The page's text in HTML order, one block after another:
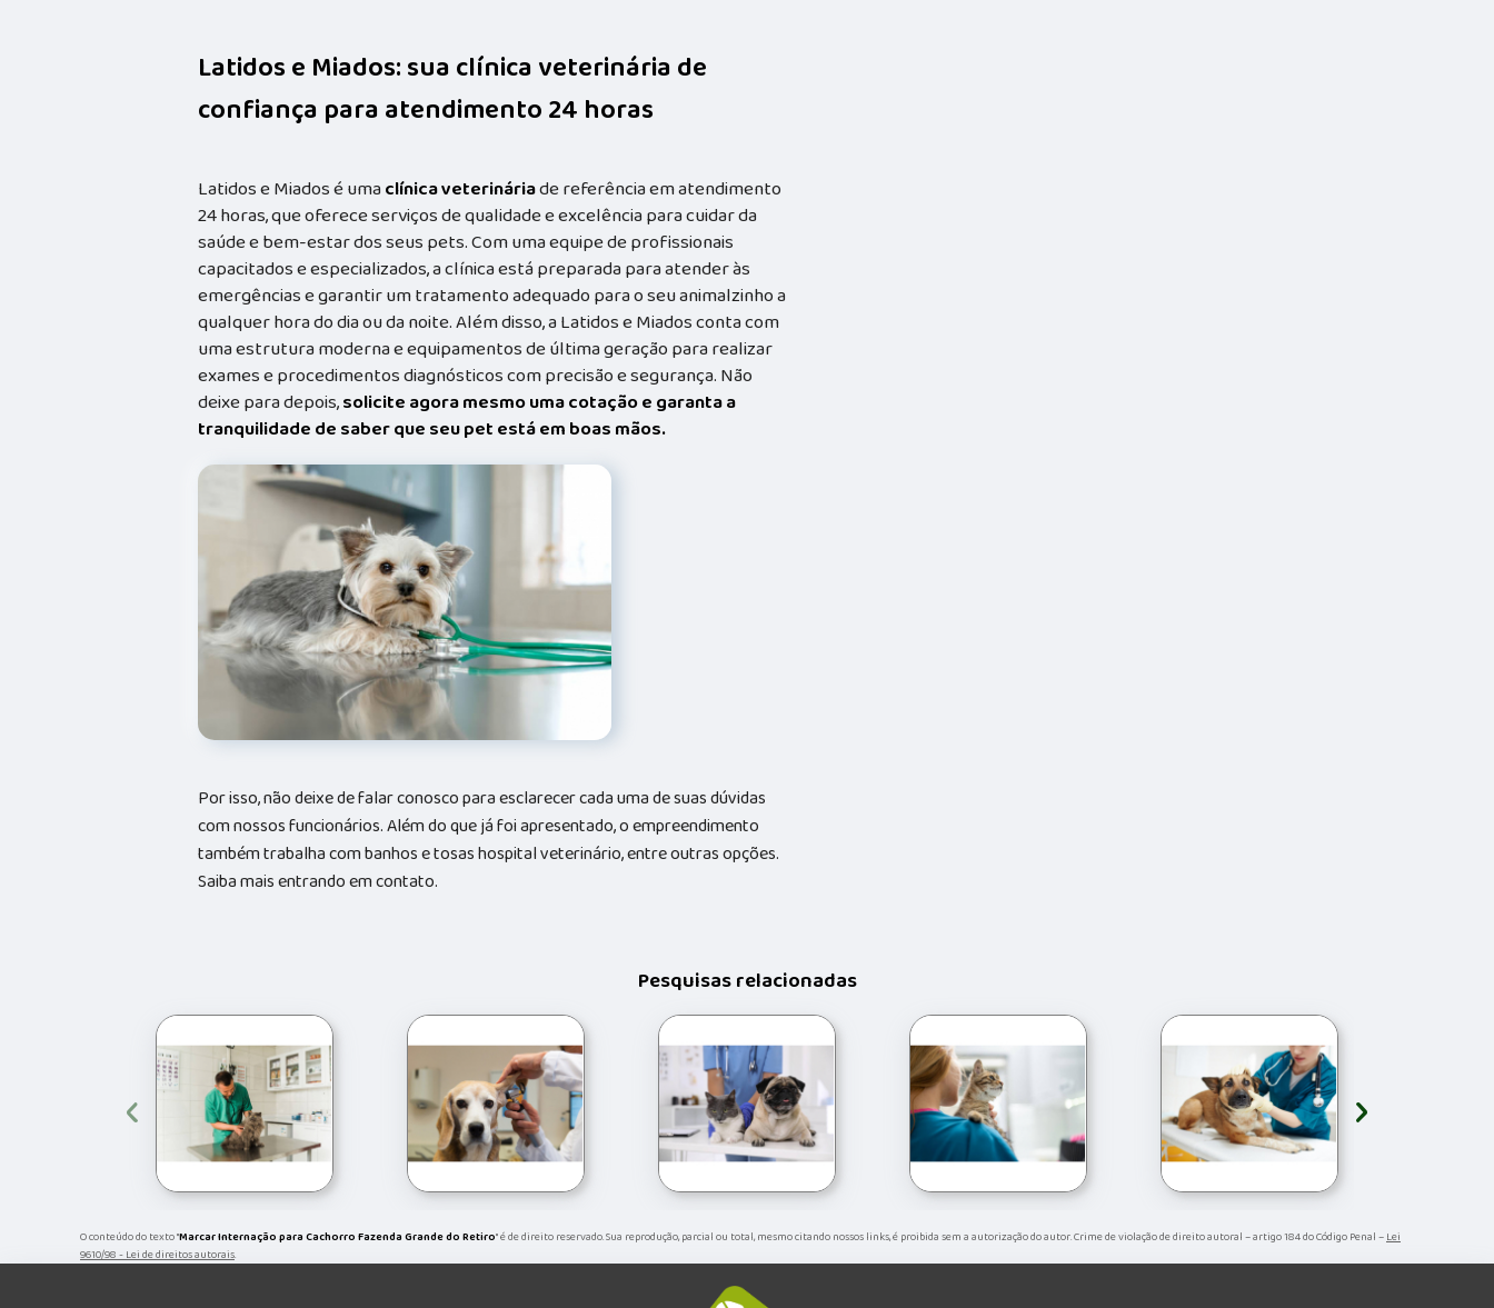
Latidos e Miados: sua clínica veterinária de
confiança para atendimento 24 horas
Latidos e Miados é umaclínica veterináriade referência em atendimento
24 horas, que oferece serviços de qualidade e excelência para cuidar da
saúde e bem-estar dos seus pets. Com uma equipe de profissionais
capacitados e especializados, a clínica está preparada para atender às
emergências e garantir um tratamento adequado para o seu animalzinho a
qualquer hora do dia ou da noite. Além disso, a Latidos e Miados conta com
uma estrutura moderna e equipamentos de última geração para realizar
exames e procedimentos diagnósticos com precisão e segurança. Não
deixe para depois,solicite agora mesmo uma cotação e garanta a
tranquilidade de saber que seu pet está em boas mãos.
Por isso, não deixe de falar conosco para esclarecer cada uma de suas dúvidas
com nossos funcionários. Além do que já foi apresentado, o empreendimento
também trabalha com banhos e tosas hospital veterinário, entre outras opções.
Saiba mais entrando em contato.
Pesquisas relacionadas
‹ ›
O conteúdo do texto "Marcar Internação para Cachorro Fazenda Grande do Retiro" é de direito reservado. Sua reprodução, parcial ou total, mesmo citando nossos links, é proibida sem a autorização do autor. Crime de violação de direito autoral – artigo 184 do Código Penal –Lei
9610/98 - Lei de direitos autorais.